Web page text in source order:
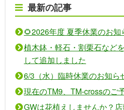
最新の記事
🌻2026年度 夏季休業のお知
植木鉢・軽石・割栗石など
して追加しました
6/3（水）臨時休業のお知ら
現在のTM9、TM-crossのご
GWは花植えしませんか？